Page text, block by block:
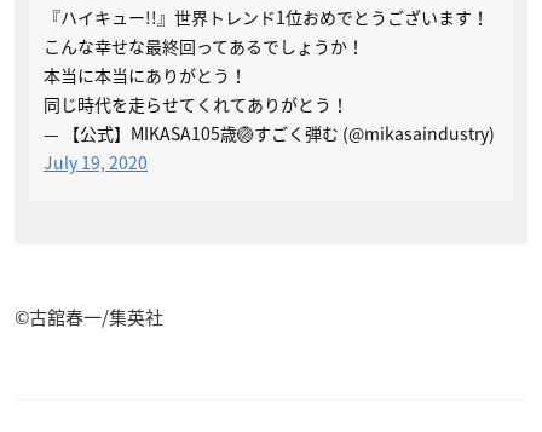
『ハイキュー!!』世界トレンド1位おめでとうございます！
こんな幸せな最終回ってあるでしょうか！
本当に本当にありがとう！
同じ時代を走らせてくれてありがとう！
— 【公式】MIKASA105歳🏐すごく弾む (@mikasaindustry)
July 19, 2020
©古舘春一/集英社